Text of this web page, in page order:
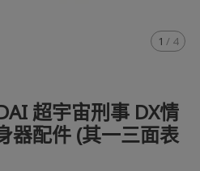
1 / 4
超宇宙刑事 DX情
器配件 (其一三面表